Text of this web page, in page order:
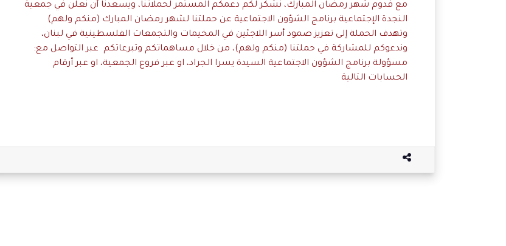
مع قدوم شهر رمضان المبارك، نشكر لكم دعمكم المستمر لحملاتنا، ويسعدنا أن نعلن في جمعية
النجدة الإجتماعية برنامج الشؤون الاجتماعية عن حملتنا لشهر رمضان المبارك (منكم ولهم)
وتهدف الحملة إلى تعزيز صمود أسر اللاجئين في المخيمات والتجمعات الفلسطينية في لبنان،
وندعوكم للمشاركة في حملتنا (منكم ولهم)، من خلال مساهماتكم وتبرعاتكم عبر التواصل مع:
مسؤولة برنامج الشؤون الاجتماعية السيدة يسرا الجراد، او عبر فروع الجمعية، او عبر أرقام
الحسابات التالية